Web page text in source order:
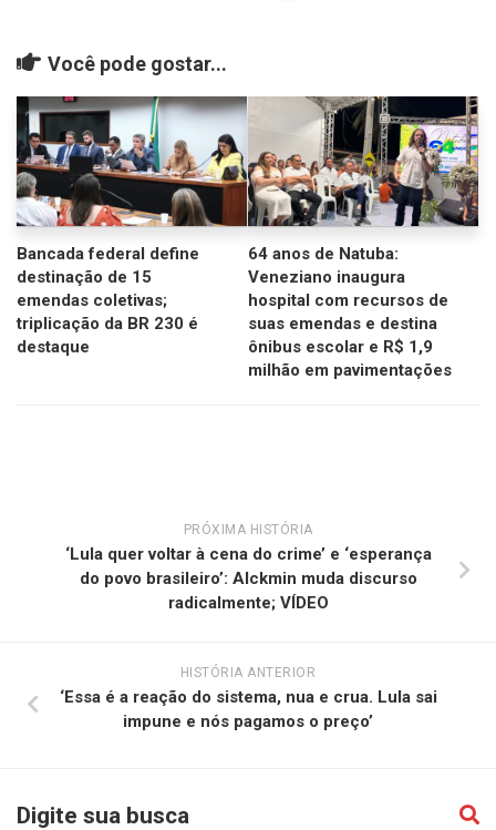
Você pode gostar...
Bancada federal define
destinação de 15
emendas coletivas;
triplicação da BR 230 é
destaque
64 anos de Natuba:
Veneziano inaugura
hospital com recursos de
suas emendas e destina
ônibus escolar e R$ 1,9
milhão em pavimentações
PRÓXIMA HISTÓRIA
‘Lula quer voltar à cena do crime’ e ‘esperança
do povo brasileiro’: Alckmin muda discurso
radicalmente; VÍDEO
HISTÓRIA ANTERIOR
‘Essa é a reação do sistema, nua e crua. Lula sai
impune e nós pagamos o preço’
Digite sua busca